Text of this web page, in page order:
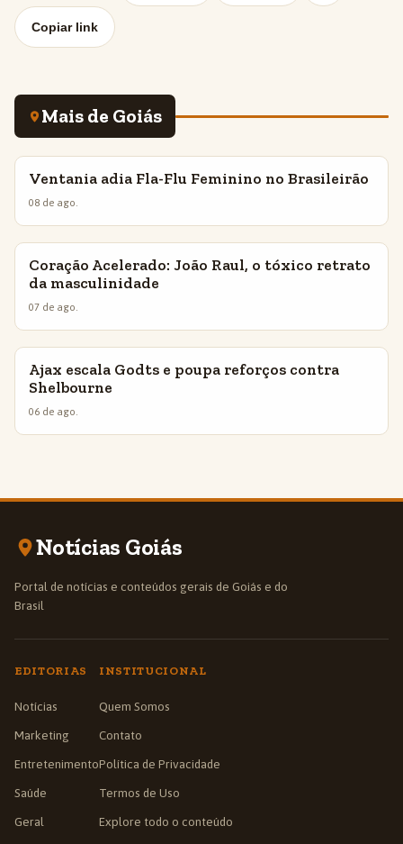
Copiar link
Mais de Goiás
INSIGHTS
Ventania adia Fla-Flu Feminino no Brasileirão
08 de ago.
INSIGHTS
Coração Acelerado: João Raul, o tóxico retrato
da masculinidade
07 de ago.
INSIGHTS
Ajax escala Godts e poupa reforços contra
Shelbourne
06 de ago.
Notícias Goiás
Portal de notícias e conteúdos gerais de Goiás e do
Brasil
EDITORIAS
Notícias
Marketing
Entretenimento
Saúde
Geral
INSTITUCIONAL
Quem Somos
Contato
Política de Privacidade
Termos de Uso
Explore todo o conteúdo